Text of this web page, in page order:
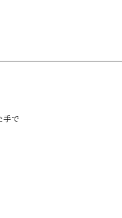
手で